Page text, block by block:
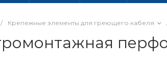
/ Крепежные элементы для греющего кабеля